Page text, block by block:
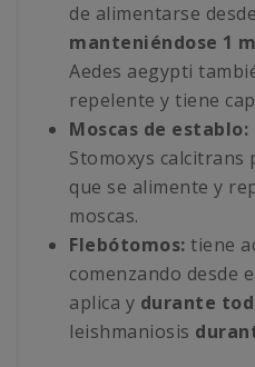
de alimentarse
manteniéndose 1
Aedes aegypti
repelente y tiene
Moscas de establo:
Stomoxys
que se alimente y
moscas.
Flebótomos: tiene
comenzando desde
aplica y durante
leishmaniosis